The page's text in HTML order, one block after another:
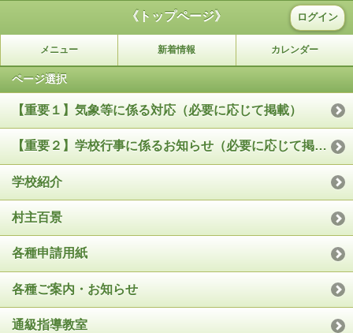
《トップページ》 ログイン
メニュー 新着情報 カレンダー
ページ選択
【重要１】気象等に係る対応（必要に応じて掲載）
【重要２】学校行事に係るお知らせ（必要に応じて掲載）
学校紹介
村主百景
各種申請用紙
各種ご案内・お知らせ
通級指導教室